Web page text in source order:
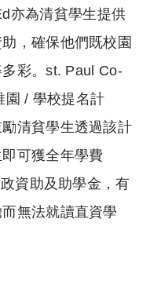
亦為清貧學生提供
，確保他們既校園
彩。st. Paul Co-
園 / 學校提名計
清貧學生透過該計
可獲全年學費
資助及助學金，有
無法就讀直資學